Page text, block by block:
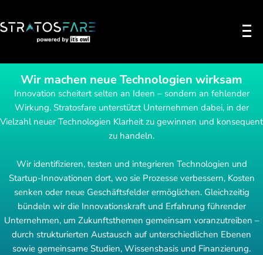
Wir machen neue Technologien wirksam
Innovation scheitert selten an Ideen – sondern an fehlender
Wirkung. Stratosfare unterstützt Unternehmen dabei, in der
Vielzahl neuer Technologien Klarheit zu gewinnen und konsequent
zu handeln.
Wir identifizieren, testen und integrieren Technologien und
Startup-Innovationen dort, wo sie Prozesse verbessern, Kosten
senken oder neue Geschäftsfelder ermöglichen. Gleichzeitig
bündeln wir die Innovationskraft und Erfahrung führender
Unternehmen, um Zukunftsthemen gemeinsam voranzutreiben –
durch strukturierten Austausch auf unterschiedlichen Ebenen
sowie gemeinsame Studien, Wissensbasis und Finanzierung.